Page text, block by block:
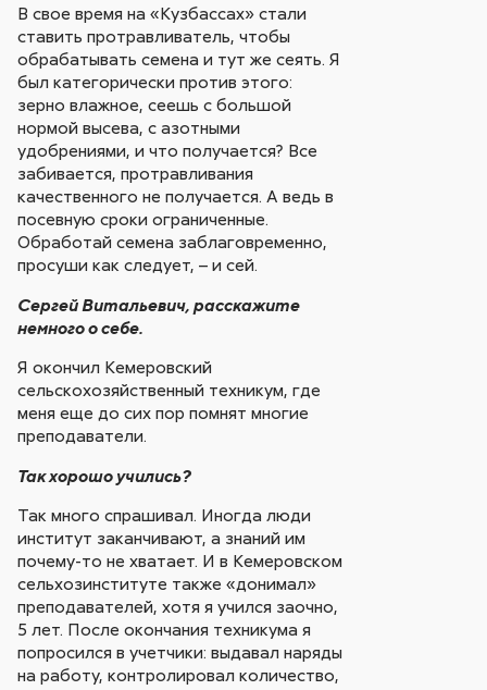
В свое время на «Кузбассах» стали
ставить протравливатель, чтобы
обрабатывать семена и тут же сеять. Я
был категорически против этого:
зерно влажное, сеешь с большой
нормой высева, с азотными
удобрениями, и что получается? Все
забивается, протравливания
качественного не получается. А ведь в
посевную сроки ограниченные.
Обработай семена заблаговременно,
просуши как следует, – и сей.
Сергей Витальевич, расскажите
немного о себе.
Я окончил Кемеровский
сельскохозяйственный техникум, где
меня еще до сих пор помнят многие
преподаватели.
Так хорошо учились?
Так много спрашивал. Иногда люди
институт заканчивают, а знаний им
почему-то не хватает. И в Кемеровском
сельхозинституте также «донимал»
преподавателей, хотя я учился заочно,
5 лет. После окончания техникума я
попросился в учетчики: выдавал наряды
на работу, контролировал количество,